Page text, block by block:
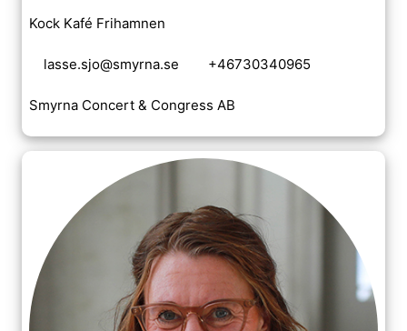
Kock Kafé Frihamnen
lasse.sjo@smyrna.se +46730340965
Smyrna Concert & Congress AB